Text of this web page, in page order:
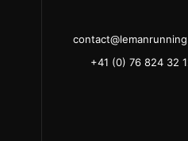
+41 (0) 76 824 32